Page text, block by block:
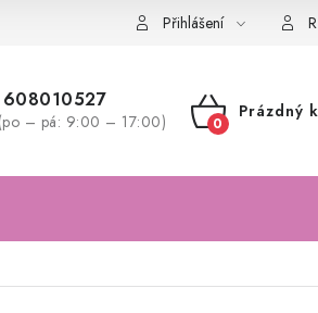
Přihlášení
608010527
(po – pá: 9:00 – 17:00)
NÁKUPNÍ
Prázdný